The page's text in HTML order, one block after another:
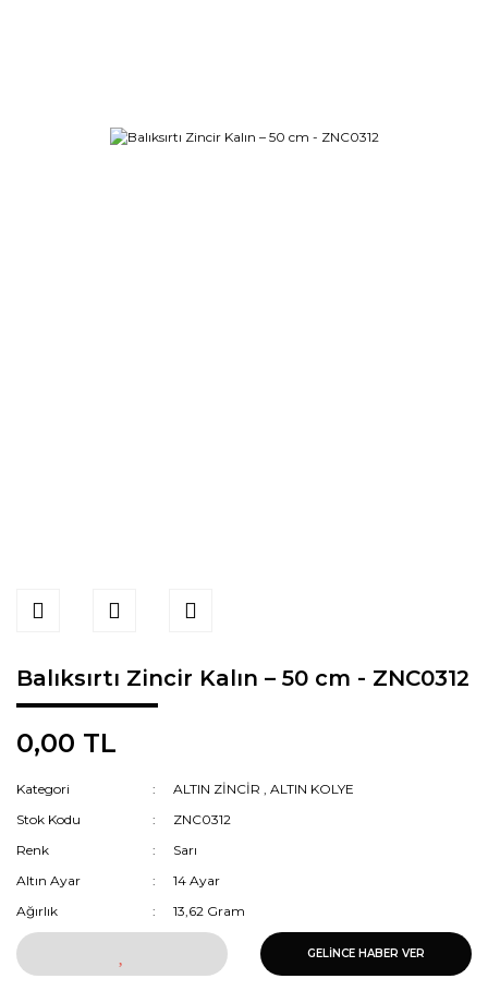
Balıksırtı Zincir Kalın – 50 cm - ZNC0312
0,00 TL
Kategori ALTIN ZİNCİR ,ALTIN KOLYE
Stok Kodu
ZNC0312
Renk
Sarı
Altın Ayar
14 Ayar
Ağırlık
13,62 Gram
GELİNCE HABER VER